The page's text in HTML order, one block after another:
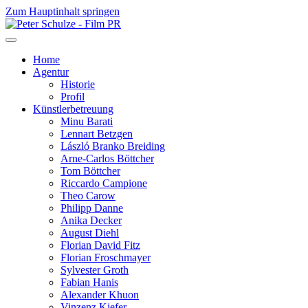
Zum Hauptinhalt springen
Home
Agentur
Historie
Profil
Künstlerbetreuung
Minu Barati
Lennart Betzgen
László Branko Breiding
Arne-Carlos Böttcher
Tom Böttcher
Riccardo Campione
Theo Carow
Philipp Danne
Anika Decker
August Diehl
Florian David Fitz
Florian Froschmayer
Sylvester Groth
Fabian Hanis
Alexander Khuon